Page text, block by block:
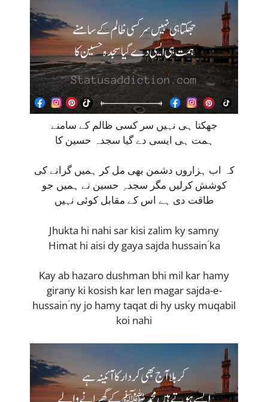
جھکتا ہی نہیں سر کسی ظالم کے سامنے
ہمت ہی ایسی دے گیا سجدہ حسین کا
کہ اب ہزاروں دشمن بھی مل کر ہمیں گرانے کی
کوشش کرلیں مگر سجدہِ حسین نے ہمیں جو
طاقت دی ہے اس کے مقابل کوئی نہیں
Jhukta hi nahi sar kisi zalim ky samny
Himat hi aisi dy gaya sajda hussainؑ ka
Kay ab hazaro dushman bhi mil kar hamy
girany ki kosish kar len magar sajda-e-
hussainؑ ny jo hamy taqat di hy usky muqabil
koi nahi